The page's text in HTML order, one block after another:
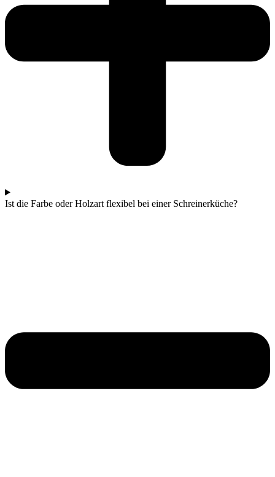
Ist die Farbe oder Holzart flexibel bei einer Schreinerküche?